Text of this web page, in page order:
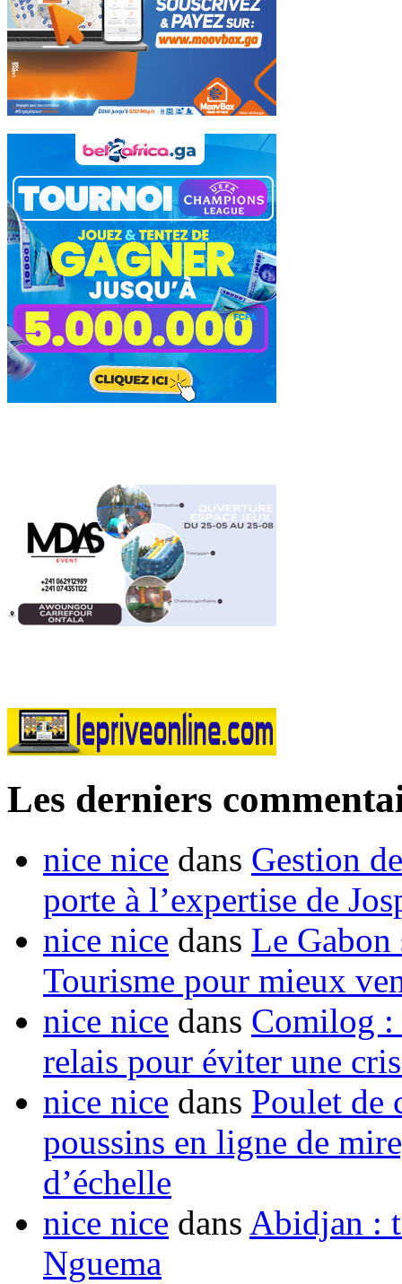
Les derniers
nice nice dans Gestion
porte à l’expertise de
nice nice dans Le Gabon
Tourisme pour mieux
nice nice dans Comilog :
relais pour éviter une
nice nice dans Poulet de
poussins en ligne de
d’échelle
nice nice dans Abidjan :
Nguema